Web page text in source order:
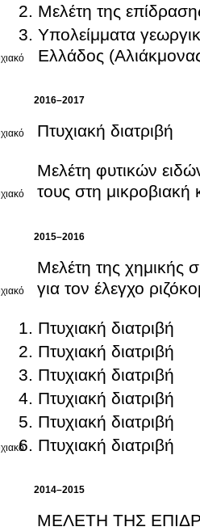
Μελέτη της
Υπολείμματα
Ελλάδος
2016–2017
Πτυχιακή διατριβή
Μελέτη φυτικών
τους στη μικροβιακή
2015–2016
Μελέτη της χημικής
για τον έλεγχο
Πτυχιακή διατριβή
Πτυχιακή διατριβή
Πτυχιακή διατριβή
Πτυχιακή διατριβή
Πτυχιακή διατριβή
Πτυχιακή διατριβή
2014–2015
ΜΕΛΕΤΗ ΤΗΣ